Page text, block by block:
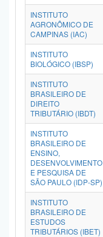
INSTITUTO
AGRONÔMICO DE
CAMPINAS (IAC)
INSTITUTO
BIOLÓGICO (IBSP)
INSTITUTO
BRASILEIRO DE
DIREITO
TRIBUTÁRIO (IBDT)
INSTITUTO
BRASILEIRO DE
ENSINO,
DESENVOLVIMENTO
E PESQUISA DE
SÃO PAULO (IDP-SP)
INSTITUTO
BRASILEIRO DE
ESTUDOS
TRIBUTÁRIOS (IBET)